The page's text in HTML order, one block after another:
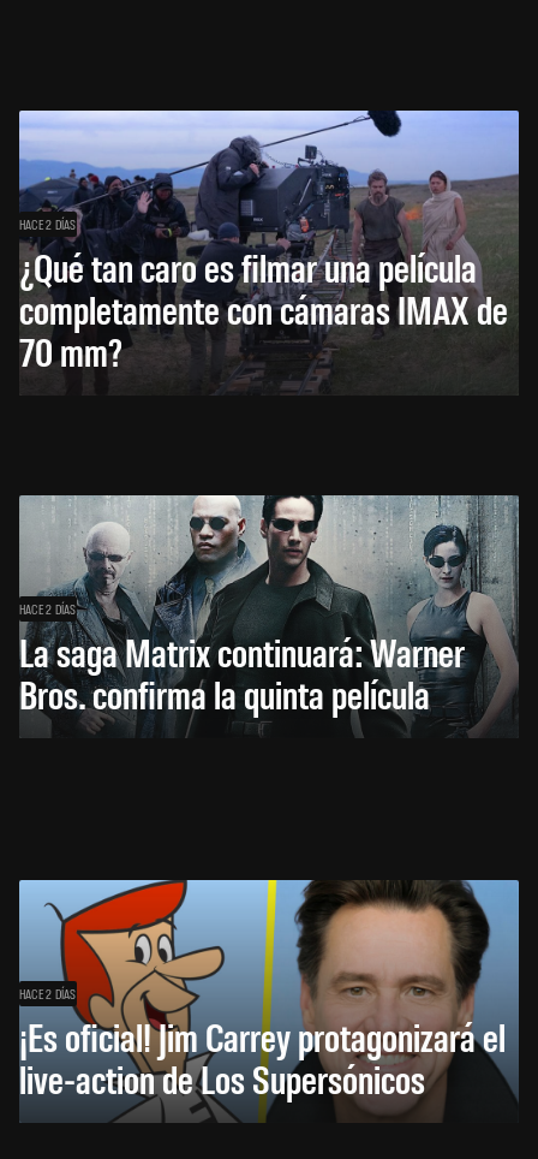
HACE 2 DÍAS
¿Qué tan caro es filmar una película
completamente con cámaras IMAX de
70 mm?
HACE 2 DÍAS
La saga Matrix continuará: Warner
Bros. confirma la quinta película
HACE 2 DÍAS
¡Es oficial! Jim Carrey protagonizará el
live-action de Los Supersónicos